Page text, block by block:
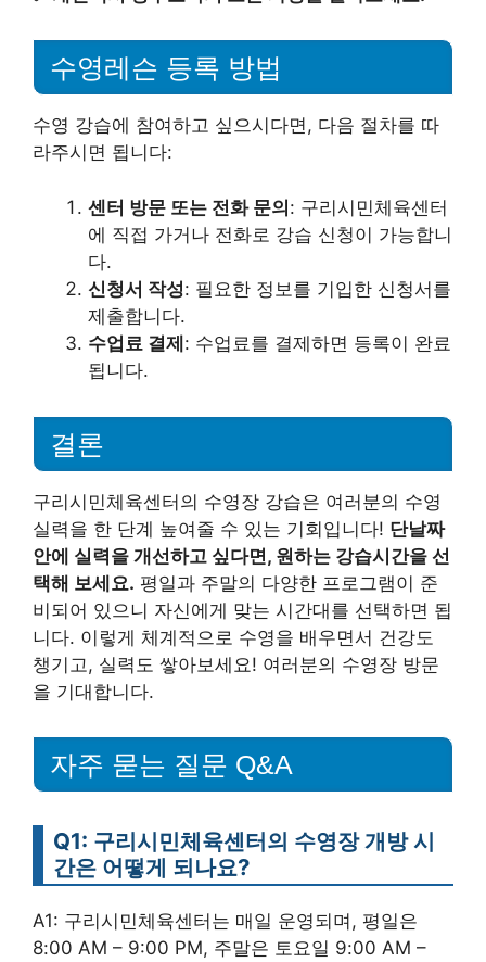
수영레슨 등록 방법
수영 강습에 참여하고 싶으시다면, 다음 절차를 따
라주시면 됩니다:
센터 방문 또는 전화 문의: 구리시민체육센터
에 직접 가거나 전화로 강습 신청이 가능합니
다.
신청서 작성: 필요한 정보를 기입한 신청서를
제출합니다.
수업료 결제: 수업료를 결제하면 등록이 완료
됩니다.
결론
구리시민체육센터의 수영장 강습은 여러분의 수영
실력을 한 단계 높여줄 수 있는 기회입니다! 단날짜
안에 실력을 개선하고 싶다면, 원하는 강습시간을 선
택해 보세요. 평일과 주말의 다양한 프로그램이 준
비되어 있으니 자신에게 맞는 시간대를 선택하면 됩
니다. 이렇게 체계적으로 수영을 배우면서 건강도
챙기고, 실력도 쌓아보세요! 여러분의 수영장 방문
을 기대합니다.
자주 묻는 질문 Q&A
Q1: 구리시민체육센터의 수영장 개방 시
간은 어떻게 되나요?
A1: 구리시민체육센터는 매일 운영되며, 평일은
8:00 AM – 9:00 PM, 주말은 토요일 9:00 AM –